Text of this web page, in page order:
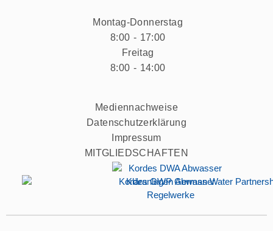
Montag-Donnerstag
8:00 - 17:00
Freitag
8:00 - 14:00
Mediennachweise
Datenschutzerklärung
Impressum
MITGLIEDSCHAFTEN